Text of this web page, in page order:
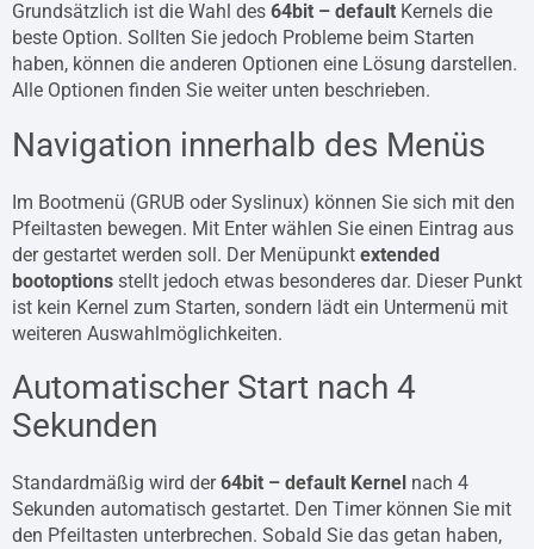
Grundsätzlich ist die Wahl des 64bit – default Kernels die
beste Option. Sollten Sie jedoch Probleme beim Starten
haben, können die anderen Optionen eine Lösung darstellen.
Alle Optionen finden Sie weiter unten beschrieben.
Navigation innerhalb des Menüs
Im Bootmenü (GRUB oder Syslinux) können Sie sich mit den
Pfeiltasten bewegen. Mit Enter wählen Sie einen Eintrag aus
der gestartet werden soll. Der Menüpunkt extended
bootoptions stellt jedoch etwas besonderes dar. Dieser Punkt
ist kein Kernel zum Starten, sondern lädt ein Untermenü mit
weiteren Auswahlmöglichkeiten.
Automatischer Start nach 4
Sekunden
Standardmäßig wird der64bit – default Kernel nach 4
Sekunden automatisch gestartet. Den Timer können Sie mit
den Pfeiltasten unterbrechen. Sobald Sie das getan haben,